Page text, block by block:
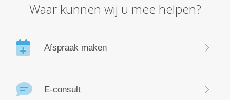
Waar kunnen wij u mee helpen?
Afspraak maken
E-consult